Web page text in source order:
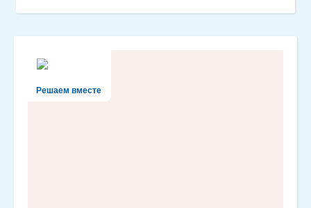
Решаем вместе